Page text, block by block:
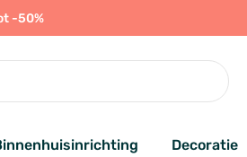
-50%
Decoratie